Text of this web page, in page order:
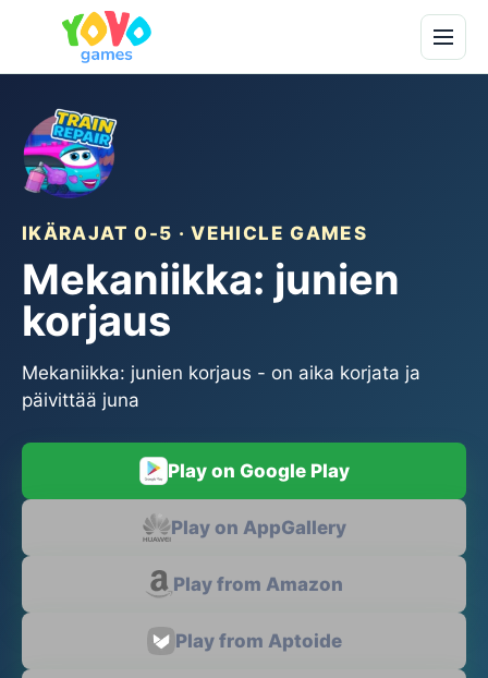
IKÄRAJAT 0-5 · VEHICLE GAMES
Mekaniikka: junien
korjaus
Mekaniikka: junien korjaus - on aika korjata ja
päivittää juna
Play on Google Play
Play on AppGallery
Play from Amazon
Play from Aptoide